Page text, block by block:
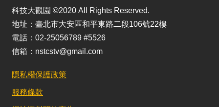
科技大觀園 ©2020 All Rights Reserved.
地址：臺北市大安區和平東路二段106號22樓
電話：02-25056789 #5526
信箱：nstcstv@gmail.com
隱私權保護政策
服務條款